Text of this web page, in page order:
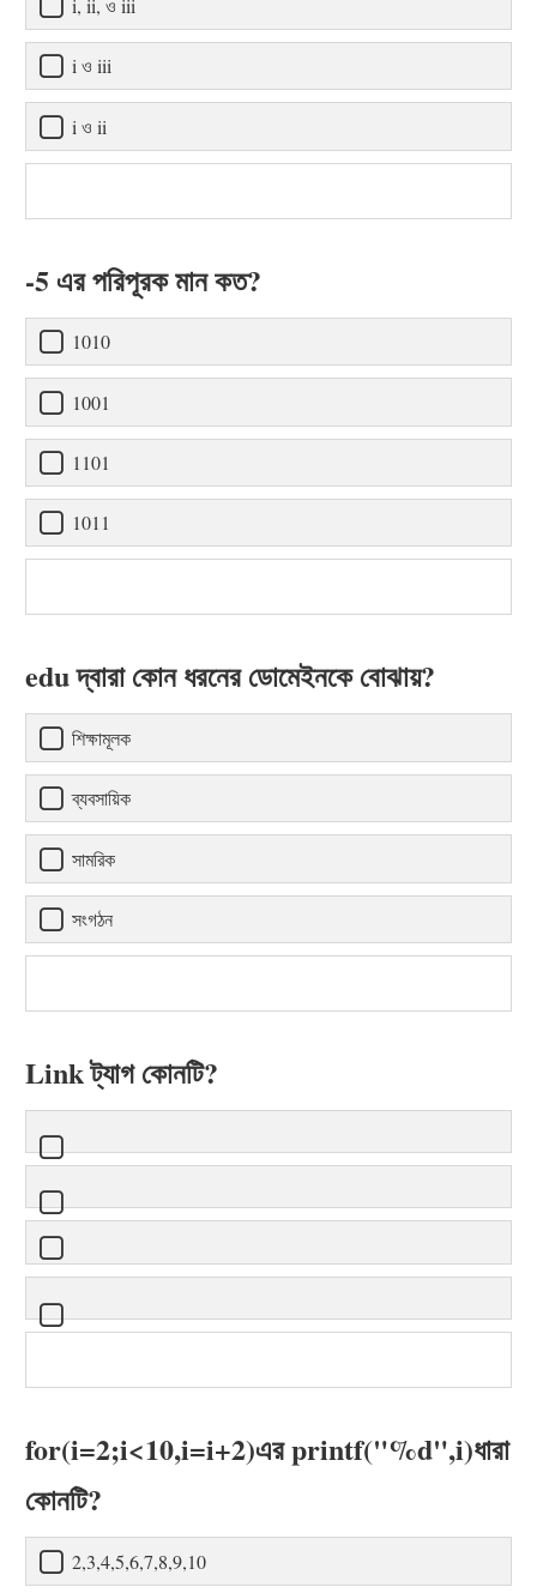
i, ii, ও iii
i ও iii
i ও ii
-5 এর পরিপূরক মান কত?
1010
1001
1101
1011
edu দ্বারা কোন ধরনের ডোমেইনকে বোঝায়?
শিক্ষামূলক
ব্যবসায়িক
সামরিক
সংগঠন
Link ট্যাগ কোনটি?
for(i=2;i<10,i=i+2)এর printf("%d",i)ধারা
কোনটি?
2,3,4,5,6,7,8,9,10